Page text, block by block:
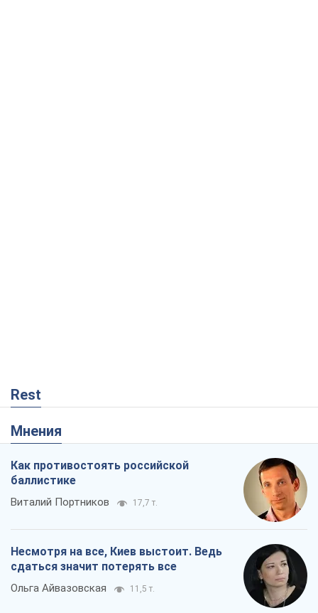
Rest
Мнения
Как противостоять российской
баллистике
Виталий Портников 17,7 т.
Несмотря на все, Киев выстоит. Ведь
сдаться значит потерять все
Ольга Айвазовская 11,5 т.